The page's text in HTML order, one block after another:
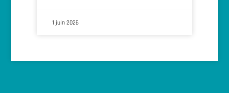
1 juin 2026